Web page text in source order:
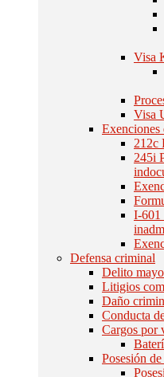
Visa
Visa
Exenciones
212c
245i
I-601
Defensa criminal
Delito
Litigios
Daño
Conducta
Cargos por
Posesión